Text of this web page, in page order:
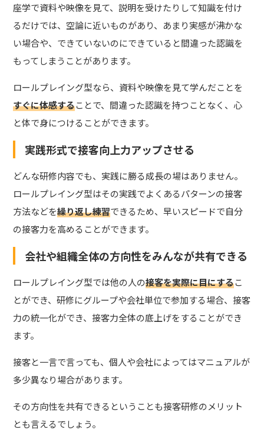
座学で資料や映像を見て、説明を受けたりして知識を付け
るだけでは、空論に近いものがあり、あまり実感が沸かな
い場合や、できていないのにできていると間違った認識を
もってしまうことがあります。
ロールプレイング型なら、資料や映像を見て学んだことを
すぐに体感することで、間違った認識を持つことなく、心
と体で身につけることができます。
実践形式で接客向上力アップさせる
どんな研修内容でも、実践に勝る成長の場はありません。
ロールプレイング型はその実践でよくあるパターンの接客
方法などを繰り返し練習できるため、早いスピードで自分
の接客力を高めることができます。
会社や組織全体の方向性をみんなが共有できる
ロールプレイング型では他の人の接客を実際に目にするこ
とができ、研修にグループや会社単位で参加する場合、接客
力の統一化ができ、接客力全体の底上げをすることができ
ます。
接客と一言で言っても、個人や会社によってはマニュアルが
多少異なり場合があります。
その方向性を共有できるということも接客研修のメリット
とも言えるでしょう。